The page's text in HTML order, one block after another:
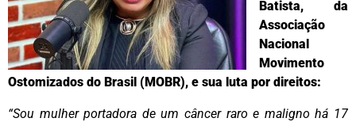
Batista, da
Associação
Nacional
Movimento
Ostomizados do Brasil (MOBR), e sua luta por direitos:
“Sou mulher portadora de um câncer raro e maligno há 17